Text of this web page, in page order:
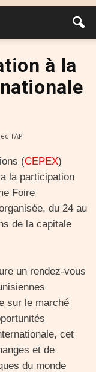
à la
TAP
(CEPEX)
la participation
Foire
du 24 au
de la capitale
un rendez-vous
sur le marché
cet
et de
du monde